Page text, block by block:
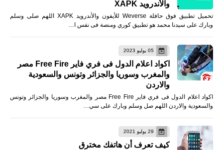
والأندرويد XAPK
تحميل تطبيق فوق حافلة Weverse للأيفون والأندرويد XAPK اللهم صلى وسلم
وبارك على سيدنا محمد هو تطبيق كوري ومنصة فى نفس ا…
05 يوليو 2023
اكواد اعلام الدول فى فري فاير Free Fire مصر
والمغرب وسوريا والجزائر وتونس والسعودية
والاردن
اكواد اعلام الدول فى فري فاير Free Fire مصر والمغرب وسوريا والجزائر وتونس
والسعودية والاردن اللهم صل وسلم وبارك على سي…
29 يوليو 2021
كيف تعرف أن هاتفك مخترق